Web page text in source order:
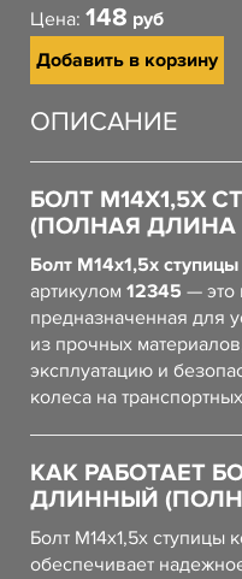
Цена: 148 руб
Добавить в корзину
ОПИСАНИЕ
БОЛТ М14Х1,5Х
(ПОЛНАЯ ДЛИНА
Болт М14х1,5х
артикулом 12345 — это
предназначенная для
из прочных
эксплуатацию и
колеса на
КАК РАБОТАЕТ
ДЛИННЫЙ
Болт М14х1,5х ступицы
обеспечивает